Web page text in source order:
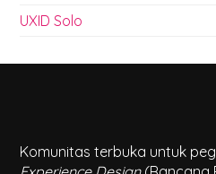
UXID Solo
Komunitas terbuka untuk